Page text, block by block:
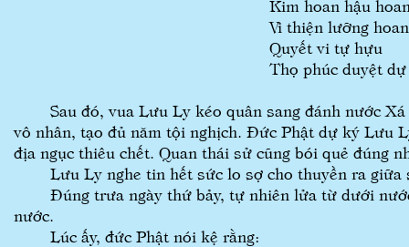
Kim hoan hậu
Vi thiện lưỡng hoan
Quyết vi tự hựu
Thọ phúc duyệt dự
Sau đó, vua Lưu Ly kéo quân sang đánh nước Xá
vô nhân, tạo đủ năm tội nghịch. Đức Phật dự ký Lưu
địa ngục thiêu chết. Quan thái sử cũng bói quẻ đúng
Lưu Ly nghe tin hết sức lo sợ cho thuyền ra giữa
Đúng trưa ngày thứ bảy, tự nhiên lửa từ dưới nước
nước.
Lúc ấy, đức Phật nói kệ rằng: